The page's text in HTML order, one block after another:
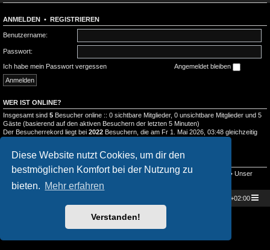
Diese Website nutzt Cookies, um dir den
bestmöglichen Komfort bei der Nutzung zu
bieten. Mehr erfahren
Verstanden!
ANMELDEN • REGISTRIEREN
Benutzername:
Passwort:
Ich habe mein Passwort vergessen Angemeldet bleiben
WER IST ONLINE?
Insgesamt sind 5 Besucher online :: 0 sichtbare Mitglieder, 0 unsichtbare Mitglieder und 5
Gäste (basierend auf den aktiven Besuchern der letzten 5 Minuten)
Der Besucherrekord liegt bei 2022 Besuchern, die am Fr 1. Mai 2026, 03:48 gleichzeitig
STATISTIK
Beiträge insgesamt 2545 • Themen insgesamt989• Mitglieder insgesamt
• Unser
neuestes Mitglied:
Doramaland_Elula
UTC+02:00
Powered byphpBB® Forum Software © phpBB Limited
phpBB.de